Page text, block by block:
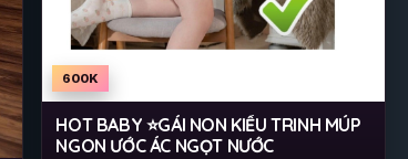
600K
HOT BABY ⭐GÁI NON KIỀU TRINH MÚP
NGON ƯỚC ÁC NGỌT NƯỚC